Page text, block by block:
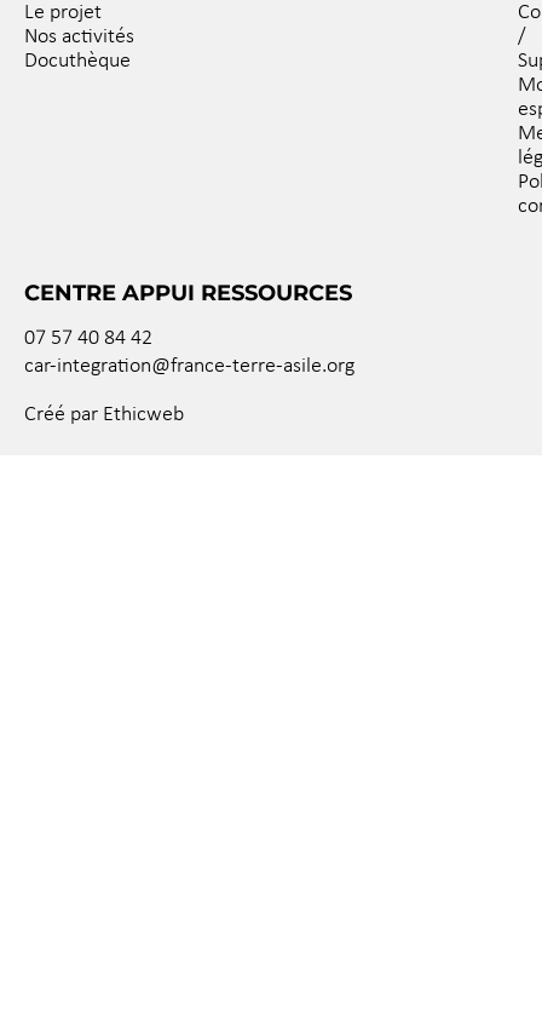
Le projet
Nos activités
Docuthèque
/
CENTRE APPUI RESSOURCES
07 57 40 84 42
car-integration@france-terre-asile.org
Créé par Ethicweb